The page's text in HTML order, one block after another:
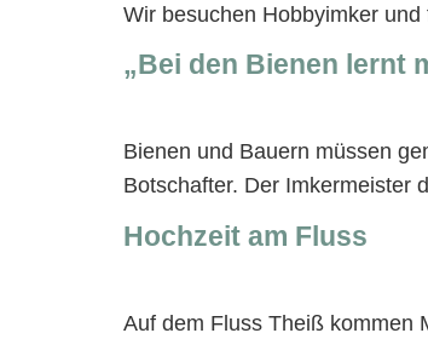
Wir besuchen Hobbyimker
„Bei den Bienen lernt
Bienen und Bauern müssen
Botschafter. Der Imkermeister
Hochzeit am Fluss
Auf dem Fluss Theiß kommen